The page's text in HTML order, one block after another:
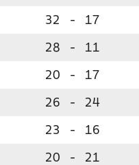
32 - 17
28 - 11
20 - 17
26 - 24
23 - 16
20 - 21